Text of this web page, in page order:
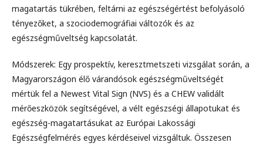
magatartás tükrében, feltárni az egészségértést befolyásoló
tényezőket, a szociodemográfiai változók és az
egészségműveltség kapcsolatát.
Módszerek: Egy prospektív, keresztmetszeti vizsgálat során, a
Magyarországon élő várandósok egészségműveltségét
mértük fel a Newest Vital Sign (NVS) és a CHEW validált
mérőeszközök segítségével, a vélt egészségi állapotukat és
egészség-magatartásukat az Európai Lakossági
Egészségfelmérés egyes kérdéseivel vizsgáltuk. Összesen